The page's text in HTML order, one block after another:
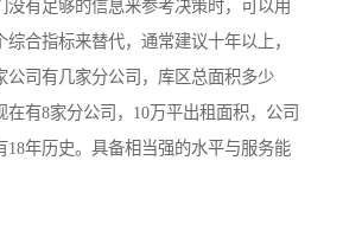
没有足够的信息来参考决策时，可以用
综合指标来替代，通常建议十年以上，
公司有几家分公司，库区总面积多少
在有8家分公司，10万平出租面积，公司
18年历史。具备相当强的水平与服务能